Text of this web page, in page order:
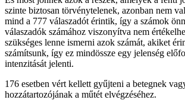
szinte biztosan törvénytelenek, azonban nem
mind a 777 válaszadót érintik, így a számok
válaszadók számához viszonyítva nem
szükséges lenne ismerni azok számát, akiket
számítsunk, így ez mindössze egy jelenség
intenzitását jelenti.
176 esetben vért kellett gyűjteni a betegnek
hozzátartozójának a műtét elvégzéséhez.